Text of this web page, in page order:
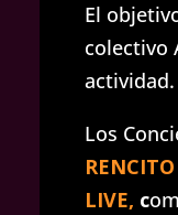
El
colectivo
actividad.
Los
LIVE, c